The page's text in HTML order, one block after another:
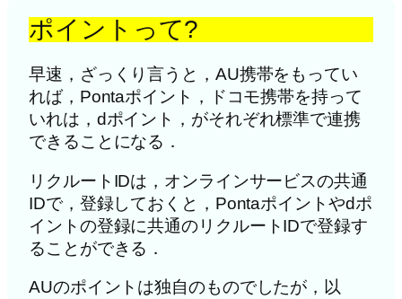
ポイントって?
早速，ざっくり言うと，AU携帯をもってい
れば，Pontaポイント，ドコモ携帯を持って
いれは，dポイント，がそれぞれ標準で連携
できることになる．
リクルートIDは，オンラインサービスの共通
IDで，登録しておくと，Pontaポイントやdポ
イントの登録に共通のリクルートIDで登録す
ることができる．
AUのポイントは独自のものでしたが，以